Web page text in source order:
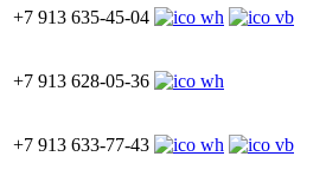
+7 913 635-45-04
+7 913 628-05-36
+7 913 633-77-43